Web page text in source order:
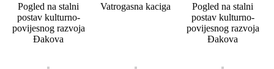
Pogled na stalni
postav kulturno-
povijesnog razvoja
Đakova
Vatrogasna kaciga
Pogled na stalni
postav kulturno-
povijesnog razvoja
Đakova